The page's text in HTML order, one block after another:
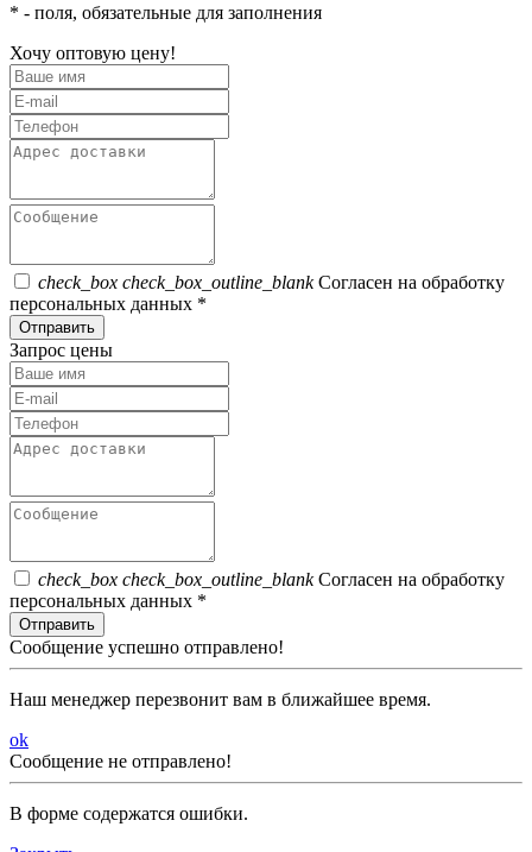
* - поля, обязательные для заполнения
Хочу оптовую цену!
check_box check_box_outline_blankСогласен на обработку
персональных данных *
Отправить
Запрос цены
check_box check_box_outline_blankСогласен на обработку
персональных данных *
Отправить
Сообщение успешно отправлено!
Наш менеджер перезвонит вам в ближайшее время.
ok
Сообщение не отправлено!
В форме содержатся ошибки.